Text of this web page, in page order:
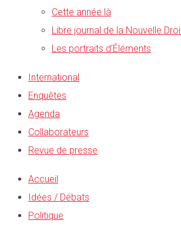
Cette année là
Libre journal de la Nouvelle
Les portraits d’Éléments
International
Enquêtes
Agenda
Collaborateurs
Revue de presse
Accueil
Idées / Débats
Politique